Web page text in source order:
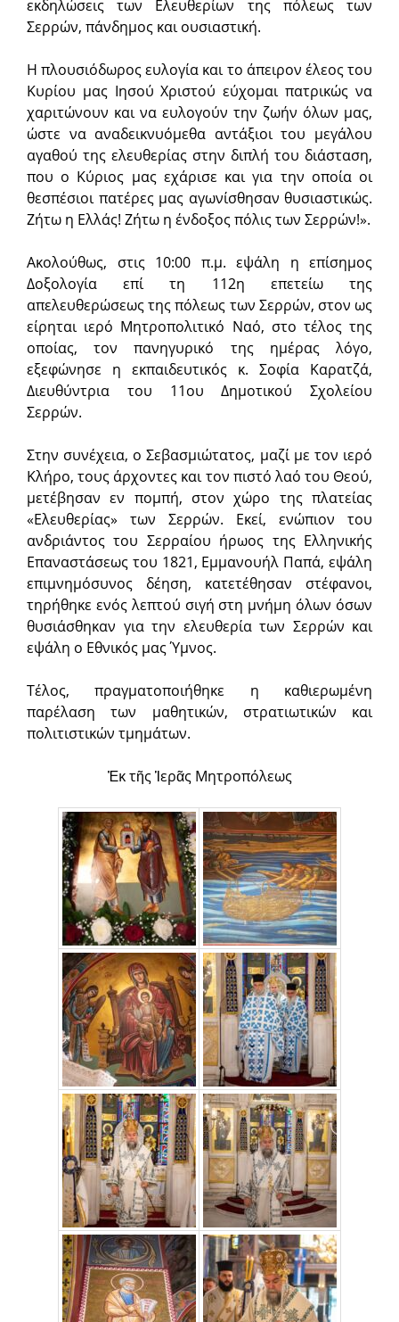
εκδηλώσεις των Ελευθερίων της πόλεως των
Σερρών, πάνδημος και ουσιαστική.
Η πλουσιόδωρος ευλογία και το άπειρον έλεος του
Κυρίου μας Ιησού Χριστού εύχομαι πατρικώς να
χαριτώνουν και να ευλογούν την ζω­ήν όλων μας,
ώστε να αναδεικνυόμεθα αντάξιοι του μεγάλου
αγα­θού της ελευθερίας στην διπλή του διάσταση,
που ο Κύριος μας εχάρισε και για την οποία οι
θεσπέσιοι πατέρες μας αγωνίσθησαν θυσιαστικώς.
Ζήτω η Ελλάς! Ζήτω η ένδοξος πόλις των Σερρών!».
Ακολούθως, στις 10:00 π.μ. εψάλη η επίσημος
Δοξολογία επί τη 112η επετείω της
απελευθερώσεως της πόλεως των Σερρών, στον ως
είρηται ιερό Μητροπολιτικό Ναό, στο τέλος της
οποίας, τον πανηγυρικό της ημέρας λόγο,
εξεφώνησε η εκπαιδευτικός κ. Σοφία Καρατζά,
Διευθύντρια του 11ου Δημοτικού Σχολείου
Σερρών.
Στην συνέχεια, ο Σεβασμιώτατος, μαζί με τον ιερό
Κλήρο, τους άρχοντες και τον πιστό λαό του Θεού,
μετέβησαν εν πομπή, στον χώρο της πλατείας
«Ελευθερίας» των Σερρών. Εκεί, ενώπιον του
ανδριάντος του Σερραίου ήρωος της Ελληνικής
Επαναστάσεως του 1821, Εμμανουήλ Παπά, εψάλη
επιμνημόσυνος δέηση, κατετέθησαν στέφανοι,
τηρήθηκε ενός λεπτού σιγή στη μνήμη όλων όσων
θυσιάσθηκαν για την ελευθερία των Σερρών και
εψάλη ο Εθνικός μας Ύμνος.
Τέλος, πραγματοποιήθηκε η καθιερωμένη
παρέλαση των μαθητικών, στρατιωτικών και
πολιτιστικών τμημάτων.
Ἐκ τῆς Ἱερᾶς Μητροπόλεως